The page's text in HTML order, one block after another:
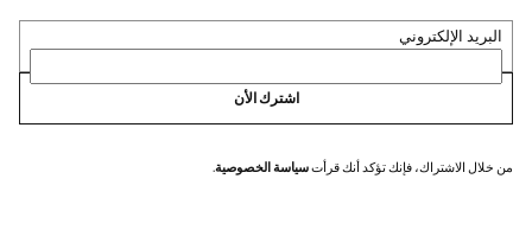
البريد الإلكتروني
اشترك الأن
من خلال الاشتراك، فإنك تؤكد أنك قرأتسياسة الخصوصية.